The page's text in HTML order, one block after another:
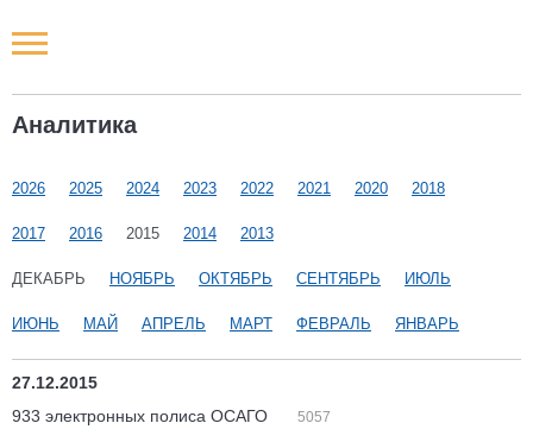
Аналитика
2026 2025 2024 2023 2022 2021 2020 2018
2017 2016 2015 2014 2013
ДЕКАБРЬ НОЯБРЬ ОКТЯБРЬ СЕНТЯБРЬ ИЮЛЬ
ИЮНЬ МАЙ АПРЕЛЬ МАРТ ФЕВРАЛЬ ЯНВАРЬ
27.12.2015
933 электронных полиса ОСАГО
5057
Новости РФ
Наши мероприятия
Статьи